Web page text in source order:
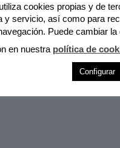
cookies propias y de
y servicio, así como para
Puede cambiar
en nuestra política de
Configurar